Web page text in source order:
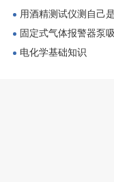
用酒精测试仪测自己
固定式气体报警器泵
电化学基础知识